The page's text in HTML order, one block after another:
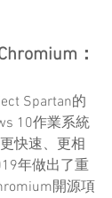
：
Spartan的
10作業系統
快速、更相
年做出了重
開源項